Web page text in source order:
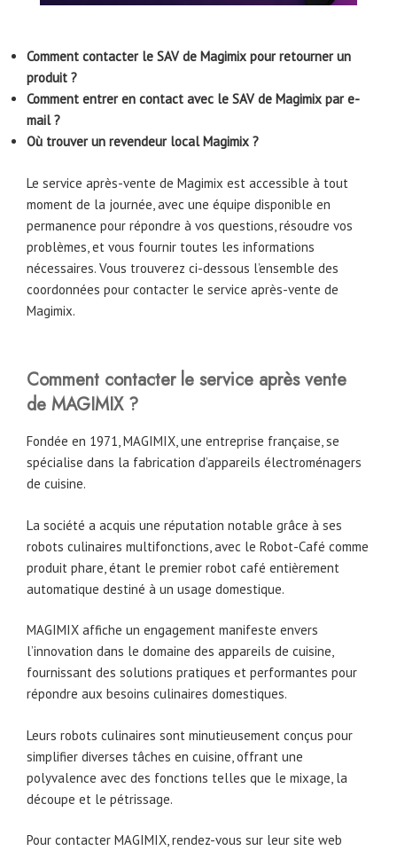
Comment contacter le SAV de Magimix pour retourner un
produit ?
Comment entrer en contact avec le SAV de Magimix par e-
mail ?
Où trouver un revendeur local Magimix ?
Le service après-vente de Magimix est accessible à tout
moment de la journée, avec une équipe disponible en
permanence pour répondre à vos questions, résoudre vos
problèmes, et vous fournir toutes les informations
nécessaires. Vous trouverez ci-dessous l’ensemble des
coordonnées pour contacter le service après-vente de
Magimix.
Comment contacter le service après vente
de MAGIMIX ?
Fondée en 1971, MAGIMIX, une entreprise française, se
spécialise dans la fabrication d’appareils électroménagers
de cuisine.
La société a acquis une réputation notable grâce à ses
robots culinaires multifonctions, avec le Robot-Café comme
produit phare, étant le premier robot café entièrement
automatique destiné à un usage domestique.
MAGIMIX affiche un engagement manifeste envers
l’innovation dans le domaine des appareils de cuisine,
fournissant des solutions pratiques et performantes pour
répondre aux besoins culinaires domestiques.
Leurs robots culinaires sont minutieusement conçus pour
simplifier diverses tâches en cuisine, offrant une
polyvalence avec des fonctions telles que le mixage, la
découpe et le pétrissage.
Pour contacter MAGIMIX, rendez-vous sur leur site web